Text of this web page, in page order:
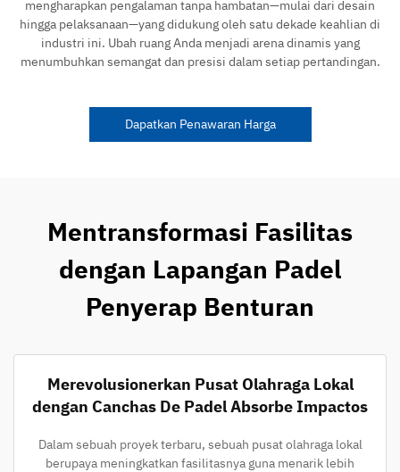
mengharapkan pengalaman tanpa hambatan—mulai dari desain
hingga pelaksanaan—yang didukung oleh satu dekade keahlian di
industri ini. Ubah ruang Anda menjadi arena dinamis yang
menumbuhkan semangat dan presisi dalam setiap pertandingan.
Dapatkan Penawaran Harga
Mentransformasi Fasilitas
dengan Lapangan Padel
Penyerap Benturan
Merevolusionerkan Pusat Olahraga Lokal
dengan Canchas De Padel Absorbe Impactos
Dalam sebuah proyek terbaru, sebuah pusat olahraga lokal
berupaya meningkatkan fasilitasnya guna menarik lebih